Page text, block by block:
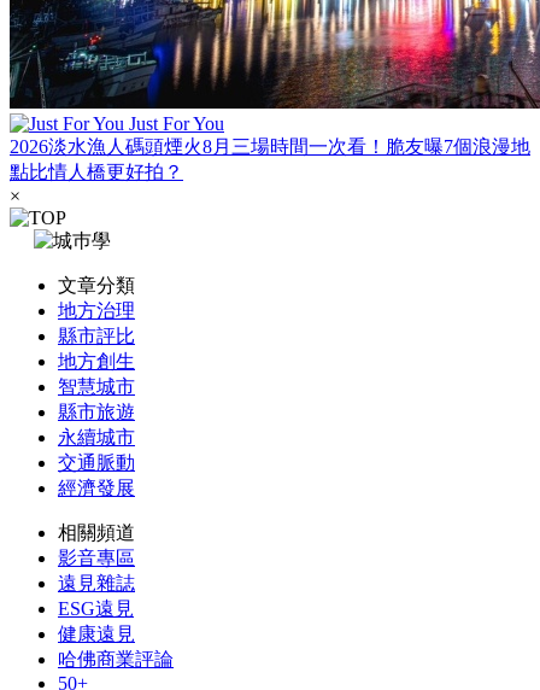
Just For You
2026淡水漁人碼頭煙火8月三場時間一次看！脆友曝7個浪漫地
點比情人橋更好拍？
×
文章分類
地方治理
縣市評比
地方創生
智慧城市
縣市旅遊
永續城市
交通脈動
經濟發展
相關頻道
影音專區
遠見雜誌
ESG遠見
健康遠見
哈佛商業評論
50+